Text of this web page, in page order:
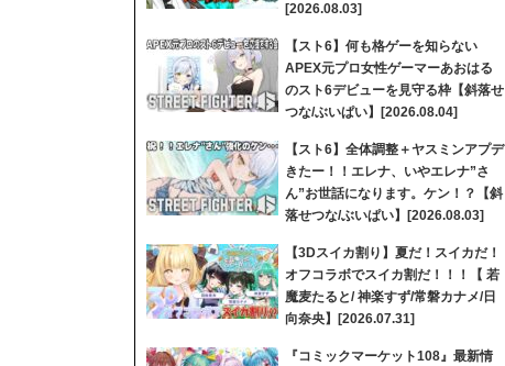
[2026.08.03]
【スト6】何も格ゲーを知らない
APEX元プロ女性ゲーマーあおはる
のスト6デビューを見守る枠【斜落せ
つな/ぶいぱい】[2026.08.04]
【スト6】全体調整＋ヤスミンアプデ
きたー！！エレナ、いやエレナ”さ
ん”お世話になります。ケン！？【斜
落せつな/ぶいぱい】[2026.08.03]
【3Dスイカ割り】夏だ！スイカだ！
オフコラボでスイカ割だ！！！【 若
魔麦たると/ 神楽すず/常磐カナメ/日
向奈央】[2026.07.31]
『コミックマーケット108』最新情